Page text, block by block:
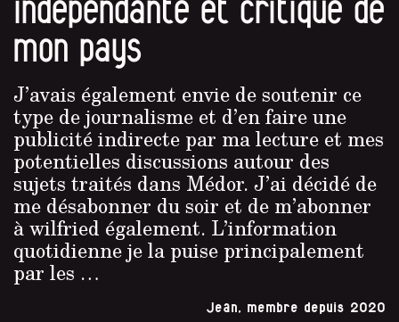
mon pays
J’avais également envie de soutenir ce
type de journalisme et d’en faire une
publicité indirecte par ma lecture et mes
potentielles discussions autour des
sujets traités dans Médor. J’ai décidé de
me désabonner du soir et de m’abonner
à wilfried également. L’information
quotidienne je la puise principalement
par les …
Jean, membre depuis 2020